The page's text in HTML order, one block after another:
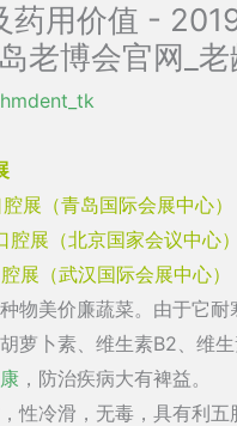
药用价值 -
老博会官网_
hmdent_tk
展（青岛国际会展中心）
展（北京国家会议中心）
展（武汉国际会展中心）
物美价廉蔬菜。由于它耐
萝卜素、维生素B2、维
，防治疾病大有裨益。
性冷滑，无毒，具有利